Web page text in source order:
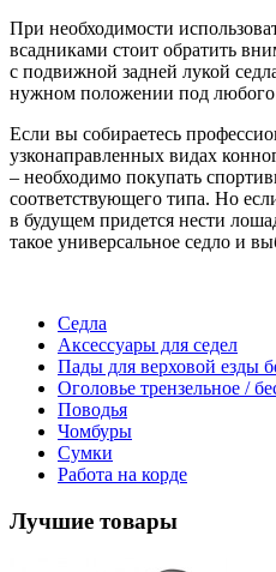
При необходимости
всадниками стоит обратить
с подвижной задней лукой
нужном положении под любого
Если вы собираетесь
узконаправленных видах
– необходимо покупать
соответствующего типа. Но
в будущем придется нести
такое универсальное седло и
Седла
Аксессуары для седел
Пады для верховой езды
Оголовье трензельное /
Поводья
Чомбуры
Сумки
Работа на корде
Лучшие товары